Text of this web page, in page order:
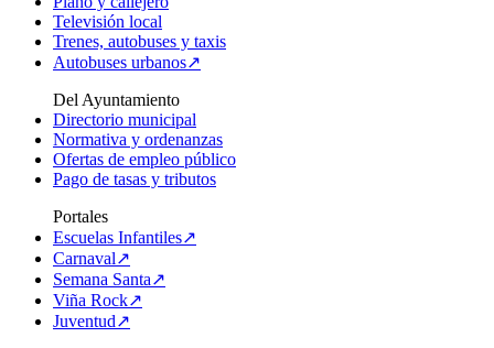
Televisión local
Trenes, autobuses y taxis
Autobuses urbanos↗
Del Ayuntamiento
Directorio municipal
Normativa y ordenanzas
Ofertas de empleo público
Pago de tasas y tributos
Portales
Escuelas Infantiles↗
Carnaval↗
Semana Santa↗
Viña Rock↗
Juventud↗